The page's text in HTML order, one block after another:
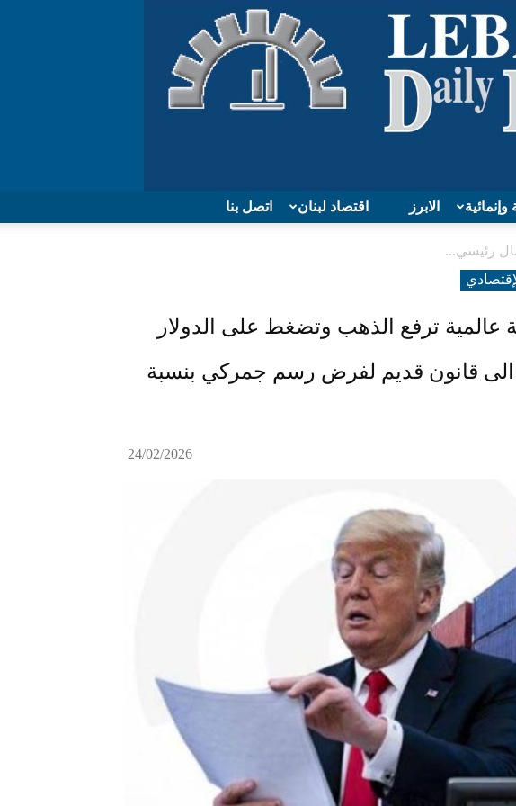
اتصل بنا اقتصاد لبنان الابرز
رئيسي...
ترفع الذهب وتضغط على الدولار
قانون قديم لفرض رسم جمركي بنسبة
24/02/2026